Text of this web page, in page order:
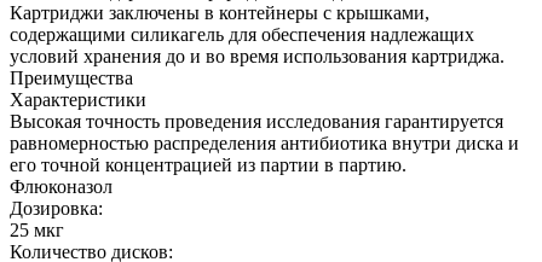
Картриджи заключены в контейнеры с крышками,
содержащими силикагель для обеспечения надлежащих
условий хранения до и во время использования картриджа.
Преимущества
Характеристики
Высокая точность проведения исследования гарантируется
равномерностью распределения антибиотика внутри диска и
его точной концентрацией из партии в партию.
Флюконазол
Дозировка:
25 мкг
Количество дисков: